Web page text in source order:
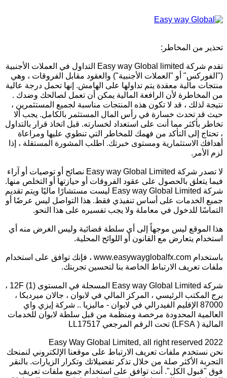
تحذير من المخاطر:
تقدم شركة Easy way Global limited التداول في العملات الأجنبية
("الفوركس" أو "العملات الأجنبية") والعقود مقابل الفروقات ، وهي
منتجات مالية معقدة يتم تداولها على الهامش. إنها تحمل درجة عالية
من المخاطرة لأن الرافعة المالية يمكن أن تعمل لصالحك وضدك .
نتيجة لذلك ، قد لا تكون هذه المنتجات مناسبة لجميع المستثمرين ،
حيث قد تحدث خسارة في رأس المال المستثمر بالكامل. يجب ألا
تخاطر بأكثر مما أنت على استعداد لخسارته. قبل اتخاذ قرار بالتداول
، تحتاج إلى التأكد من فهمك للمخاطر التي تنطوي عليها ومراعاة
أهدافك الاستثمارية ومستوى خبرتك. اطلب المشورة المستقلة ، إذا
لزم الأمر.
لا تصدر شركة Easy way Global Limited نصائح أو توصيات أو آراء
فيما يتعلق بالحصول على عقود الفروقات أو حيازتها أو التخلص منها.
شركة Easy way Global Limited ليست مستشارًا ماليًا ويتم تقديم
جميع الخدمات على أساس تنفيذي فقط. هذا التواصل ليس عرضًا أو
التماسًا للدخول في معاملة ولا يجب تفسيره على هذا النحو.
هذا الموقع ليس موجهاً إلى أي سلطة قضائية وليس الغرض منه أي
استخدام يتعارض مع القانون أو اللوائح المحلية.
باستخدام www.easywayglobalfx.com ، فإنك توافق على استخدام
ملفات تعريف الارتباط الخاصة بنا لتحسين تجربتك.
شركة Easy way Global Limited المسجلة في المستوى 12F (1) ،
برج المكتب الرئيسي ، المركز المالي في لابوان ، جالان ميرديكا ،
87000 الإقليم الفيدرالي في لابوان - ماليزيا .. شركة إيزي واي
العالمية المحدودة مرخصة ومنظمة من قبل سلطة لابوان للخدمات
المالية ( LFSA) تحت الرقم المرجعي LL17517
Easy Way Global Limited, all right reserved 2022
نحن نستخدم ملفات تعريف الارتباط على موقعنا الإلكتروني لنمنحك
التجربة الأكثر صلة من خلال تذكر تفضيلاتك وتكرار الزيارات. بالنقر
فوق "قبول الكل". أنت توافق على استخدام جميع ملفات تعريف